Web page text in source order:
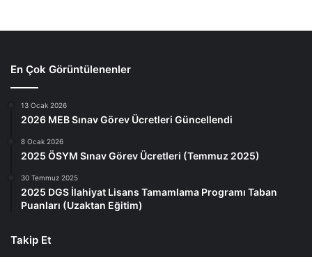
En Çok Görüntülenenler
13 Ocak 2026
2026 MEB Sınav Görev Ücretleri Güncellendi
8 Ocak 2026
2025 ÖSYM Sınav Görev Ücretleri (Temmuz 2025)
30 Temmuz 2025
2025 DGS İlahiyat Lisans Tamamlama Programı Taban
Puanları (Uzaktan Eğitim)
Takip Et